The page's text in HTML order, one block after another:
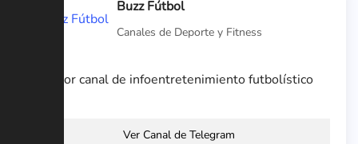
Buzz Fútbol
Canales de Deporte y Fitness
El mejor canal de infoentretenimiento futbolístico
Ver Canal de Telegram